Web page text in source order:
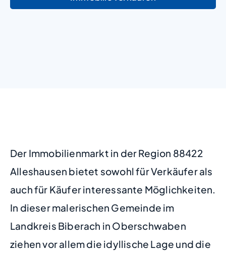
Der Immobilienmarkt in der Region 88422
Alleshausen bietet sowohl für Verkäufer als
auch für Käufer interessante Möglichkeiten.
In dieser malerischen Gemeinde im
Landkreis Biberach in Oberschwaben
ziehen vor allem die idyllische Lage und die